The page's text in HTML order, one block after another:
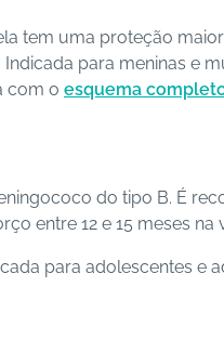
tem uma proteção
para meninas e
com o esquema
do tipo B. É
entre 12 e 15 meses
para adolescentes e